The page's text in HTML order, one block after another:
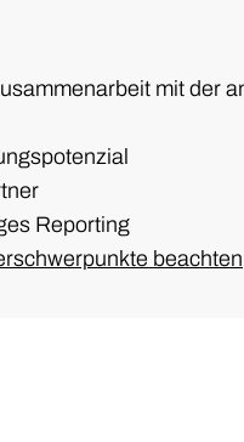
mit der
Reporting
beachten